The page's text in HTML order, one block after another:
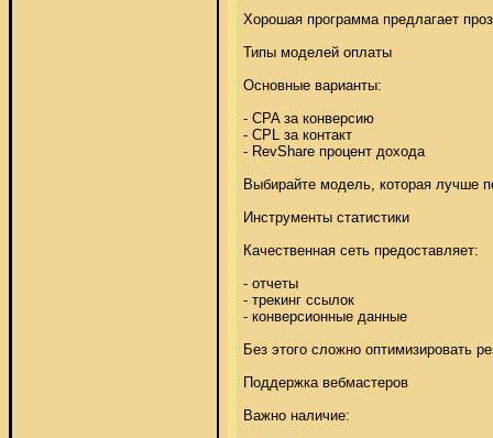
Хорошая программа предлагает
Типы моделей оплаты
Основные варианты:
- CPA за конверсию
- CPL за контакт
- RevShare процент дохода
Выбирайте модель, которая лучше
Инструменты статистики
Качественная сеть предоставляет:
- отчеты
- трекинг ссылок
- конверсионные данные
Без этого сложно оптимизировать
Поддержка вебмастеров
Важно наличие: